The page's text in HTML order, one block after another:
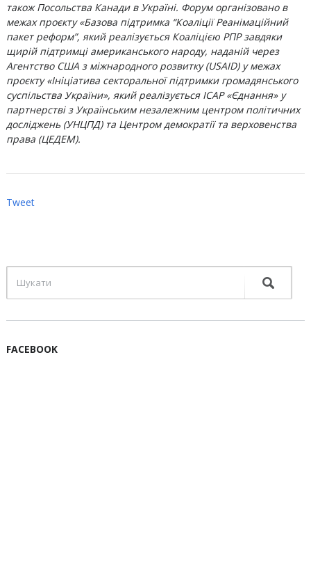
також Посольства Канади в Україні. Форум організовано в
межах проєкту «Базова підтримка “Коаліції Реанімаційний
пакет реформ”, який реалізується Коаліцією РПР завдяки
щирій підтримці американського народу, наданій через
Агентство США з міжнародного розвитку (USAID) у межах
проєкту «Ініціатива секторальної підтримки громадянського
суспільства України», який реалізується ІСАР «Єднання» у
партнерстві з Українським незалежним центром політичних
досліджень (УНЦПД) та Центром демократії та верховенства
права (ЦЕДЕМ).
Tweet
FACEBOOK